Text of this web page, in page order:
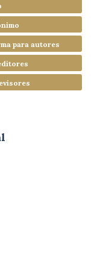
para autores